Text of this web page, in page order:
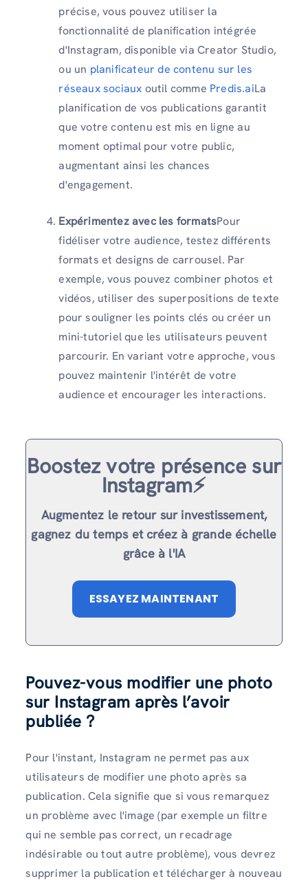
précise, vous pouvez utiliser la
fonctionnalité de planification intégrée
d'Instagram, disponible via Creator Studio,
ou un planificateur de contenu sur les
réseaux sociaux outil comme Predis.aiLa
planification de vos publications garantit
que votre contenu est mis en ligne au
moment optimal pour votre public,
augmentant ainsi les chances
d'engagement.
Expérimentez avec les formatsPour
fidéliser votre audience, testez différents
formats et designs de carrousel. Par
exemple, vous pouvez combiner photos et
vidéos, utiliser des superpositions de texte
pour souligner les points clés ou créer un
mini-tutoriel que les utilisateurs peuvent
parcourir. En variant votre approche, vous
pouvez maintenir l'intérêt de votre
audience et encourager les interactions.
Boostez votre présence sur
Instagram⚡️
Augmentez le retour sur investissement,
gagnez du temps et créez à grande échelle
grâce à l'IA
ESSAYEZ MAINTENANT
Pouvez-vous modifier une photo
sur Instagram après l’avoir
publiée ?
Pour l'instant, Instagram ne permet pas aux
utilisateurs de modifier une photo après sa
publication. Cela signifie que si vous remarquez
un problème avec l'image (par exemple un filtre
qui ne semble pas correct, un recadrage
indésirable ou tout autre problème), vous devrez
supprimer la publication et télécharger à nouveau